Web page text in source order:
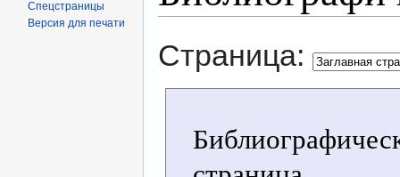
Страница:
Спецстраницы
Версия для печати